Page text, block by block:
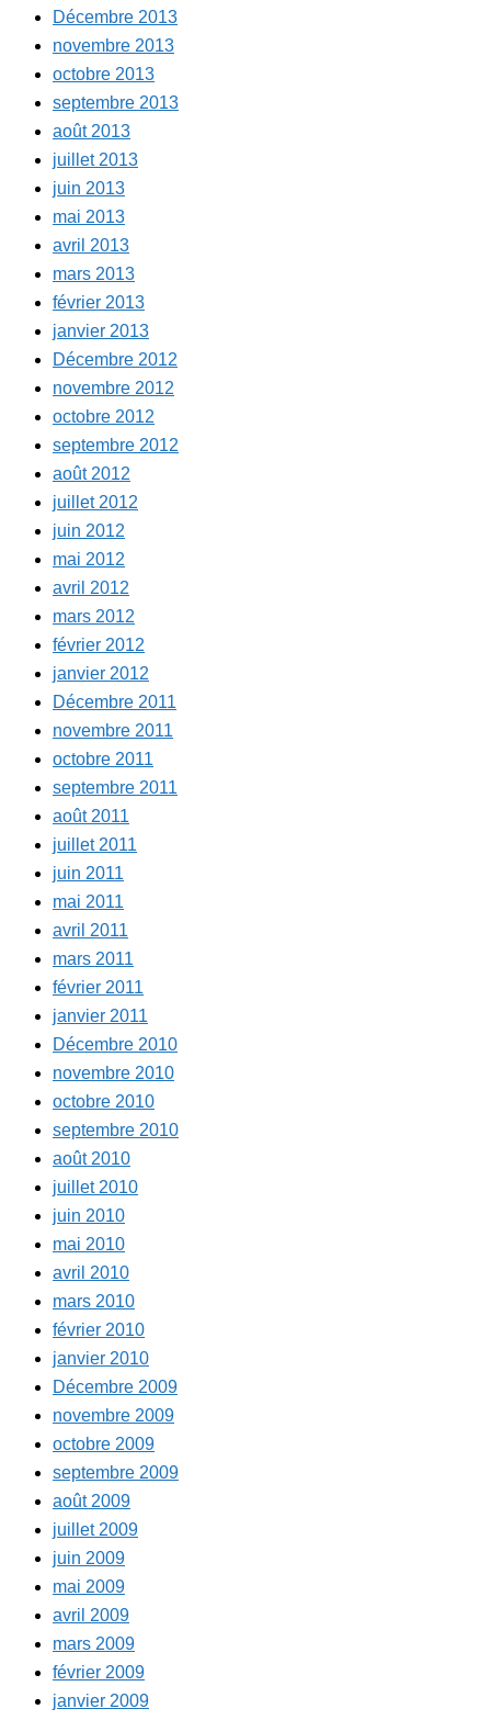
Décembre 2013
novembre 2013
octobre 2013
septembre 2013
août 2013
juillet 2013
juin 2013
mai 2013
avril 2013
mars 2013
février 2013
janvier 2013
Décembre 2012
novembre 2012
octobre 2012
septembre 2012
août 2012
juillet 2012
juin 2012
mai 2012
avril 2012
mars 2012
février 2012
janvier 2012
Décembre 2011
novembre 2011
octobre 2011
septembre 2011
août 2011
juillet 2011
juin 2011
mai 2011
avril 2011
mars 2011
février 2011
janvier 2011
Décembre 2010
novembre 2010
octobre 2010
septembre 2010
août 2010
juillet 2010
juin 2010
mai 2010
avril 2010
mars 2010
février 2010
janvier 2010
Décembre 2009
novembre 2009
octobre 2009
septembre 2009
août 2009
juillet 2009
juin 2009
mai 2009
avril 2009
mars 2009
février 2009
janvier 2009